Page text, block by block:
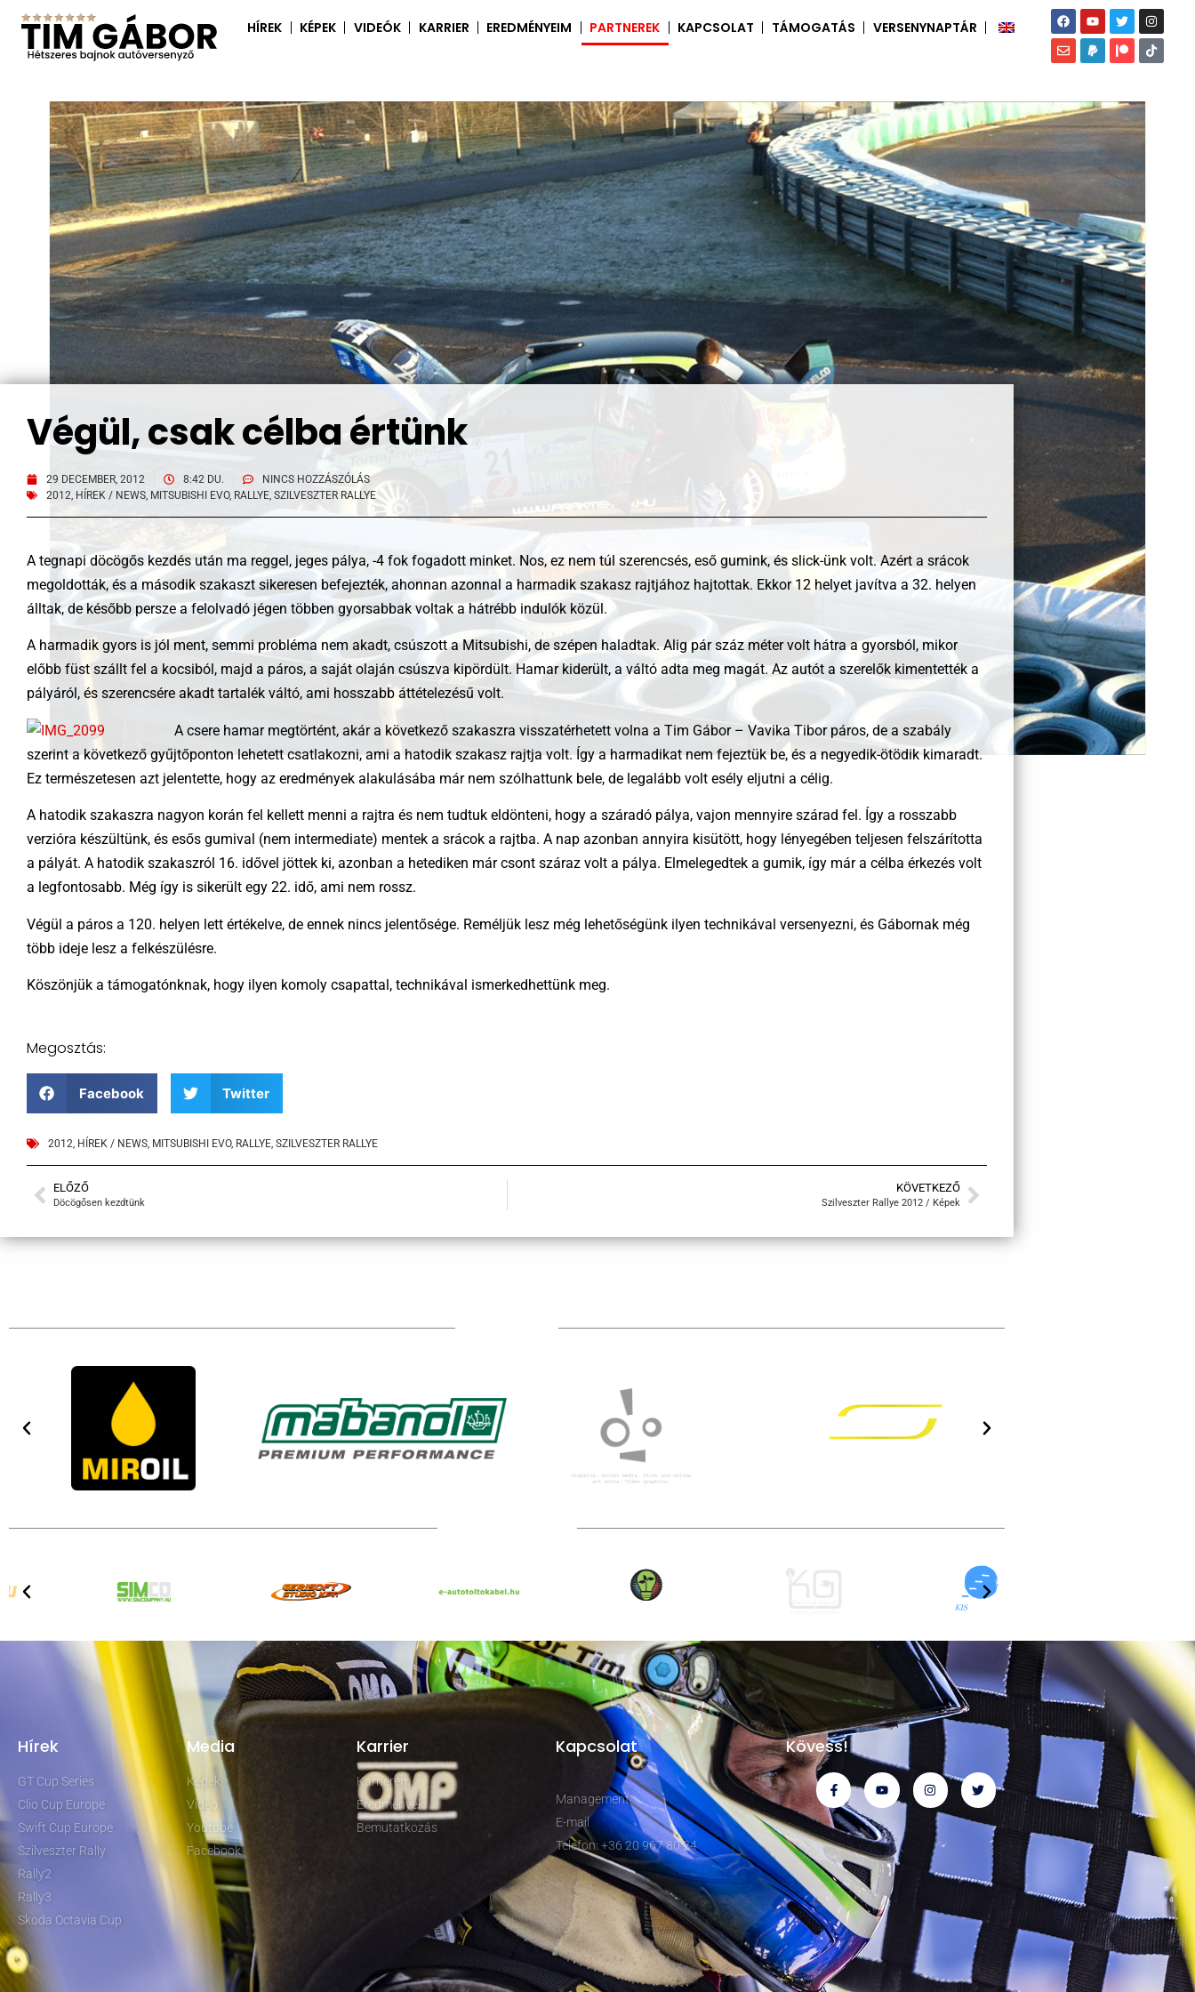
HÍREK KÉPEK VIDEÓK KARRIER EREDMÉNYEIM PARTNEREK KAPCSOLAT TÁMOGATÁS VERSENYNAPTÁR
Végül, csak célba értünk
29 DECEMBER, 2012 8:42 DU.
NINCS HOZZÁSZÓLÁS
2012, HÍREK / NEWS, MITSUBISHI EVO, RALLYE, SZILVESZTER RALLYE
A tegnapi döcögős kezdés után ma reggel, jeges pálya, -4 fok fogadott minket. Nos, ez nem túl szerencsés, eső gumink, és slick-ünk volt. Azért a srácok
megoldották, és a második szakaszt sikeresen befejezték, ahonnan azonnal a harmadik szakasz rajtjához hajtottak. Ekkor 12 helyet javítva a 32. helyen
álltak, de később persze a felolvadó jégen többen gyorsabbak voltak a hátrébb indulók közül.
A harmadik gyors is jól ment, semmi probléma nem akadt, csúszott a Mitsubishi, de szépen haladtak. Alig pár száz méter volt hátra a gyorsból, mikor
előbb füst szállt fel a kocsiból, majd a páros, a saját olaján csúszva kipördült. Hamar kiderült, a váltó adta meg magát. Az autót a szerelők kimentették a
pályáról, és szerencsére akadt tartalék váltó, ami hosszabb áttételezésű volt.
A csere hamar megtörtént, akár a következő szakaszra visszatérhetett volna a Tim Gábor – Vavika Tibor páros, de a szabály
szerint a következő gyűjtőponton lehetett csatlakozni, ami a hatodik szakasz rajtja volt. Így a harmadikat nem fejeztük be, és a negyedik-ötödik kimaradt.
Ez természetesen azt jelentette, hogy az eredmények alakulásába már nem szólhattunk bele, de legalább volt esély eljutni a célig.
A hatodik szakaszra nagyon korán fel kellett menni a rajtra és nem tudtuk eldönteni, hogy a száradó pálya, vajon mennyire szárad fel. Így a rosszabb
verzióra készültünk, és esős gumival (nem intermediate) mentek a srácok a rajtba. A nap azonban annyira kisütött, hogy lényegében teljesen felszárította
a pályát. A hatodik szakaszról 16. idővel jöttek ki, azonban a hetediken már csont száraz volt a pálya. Elmelegedtek a gumik, így már a célba érkezés volt
a legfontosabb. Még így is sikerült egy 22. idő, ami nem rossz.
Végül a páros a 120. helyen lett értékelve, de ennek nincs jelentősége. Reméljük lesz még lehetőségünk ilyen technikával versenyezni, és Gábornak még
több ideje lesz a felkészülésre.
Köszönjük a támogatónknak, hogy ilyen komoly csapattal, technikával ismerkedhettünk meg.
Megosztás:
Facebook Twitter
2012, HÍREK / NEWS, MITSUBISHI EVO, RALLYE, SZILVESZTER RALLYE
ELŐZŐ
Döcögősen kezdtünk
KÖVETKEZŐ
Szilveszter Rallye 2012 / Képek
Hírek
GT Cup Series
Clio Cup Europe
Swift Cup Europe
Szilveszter Rally
Rally2
Rally3
Skoda Octavia Cup
Media
Képek
Video
Youtube
Facebook
Karrier
Karrierem
Eredmények
Bemutatkozás
Kapcsolat
Management
E-mail
Telefon: +36 20 967 80 24
Kövess!